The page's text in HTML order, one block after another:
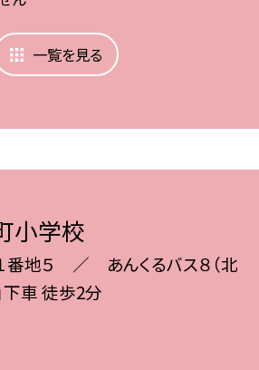
一覧を見る
小学校
番地５ ／ あんくるバス８（北
下車 徒歩2分